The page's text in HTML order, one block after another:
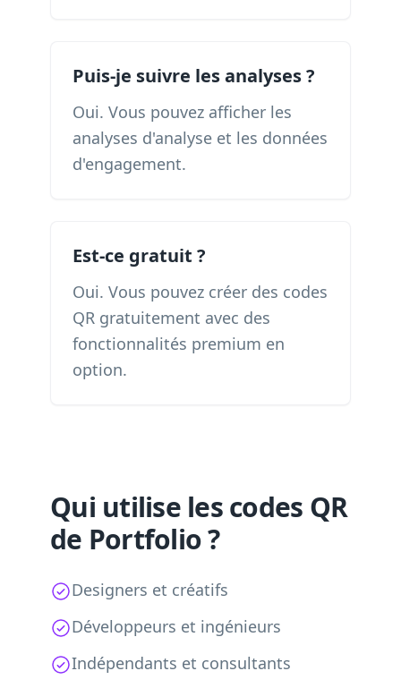
Puis-je suivre les analyses ?
Oui. Vous pouvez afficher les
analyses d'analyse et les données
d'engagement.
Est-ce gratuit ?
Oui. Vous pouvez créer des codes
QR gratuitement avec des
fonctionnalités premium en
option.
Qui utilise les codes QR
de Portfolio ?
Designers et créatifs
Développeurs et ingénieurs
Indépendants et consultants